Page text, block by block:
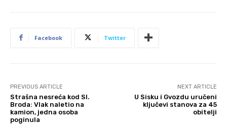
Facebook Twitter
PREVIOUS ARTICLE
Strašna nesreća kod Sl.
Broda: Vlak naletio na
kamion, jedna osoba
poginula
NEXT ARTICLE
U Sisku i Gvozdu uručeni
ključevi stanova za 45
obitelji